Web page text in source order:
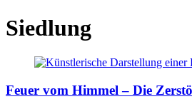
Siedlung
Feuer vom Himmel – Die